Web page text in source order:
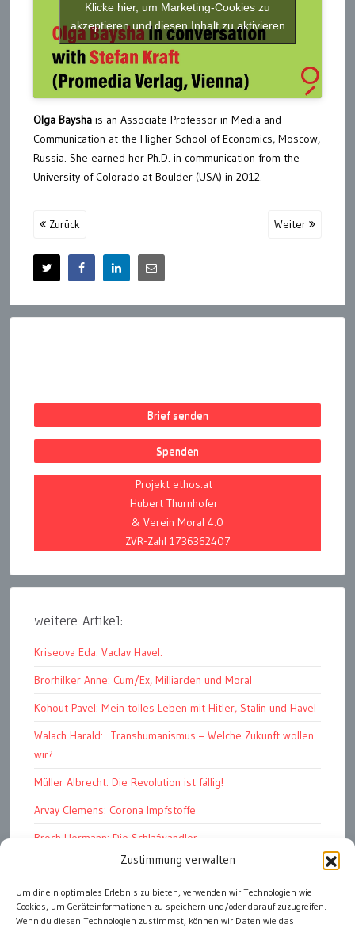
Zustimmung verwalten
Um dir ein optimales Erlebnis zu bieten, verwenden wir Technologien wie
Cookies, um Geräteinformationen zu speichern und/oder darauf zuzugreifen.
Wenn du diesen Technologien zustimmst, können wir Daten wie das
Klicke hier, um Marketing-Cookies zu
akzeptieren und diesen Inhalt zu aktivieren
Olga Baysha is an Associate Professor in Media and
Communication at the Higher School of Economics, Moscow,
Russia. She earned her Ph.D. in communication from the
University of Colorado at Boulder (USA) in 2012.
Zurück Weiter
Brief senden
Spenden
Projekt ethos.at
Hubert Thurnhofer
& Verein Moral 4.0
ZVR-Zahl 1736362407
weitere Artikel:
Kriseova Eda: Vaclav Havel.
Brorhilker Anne: Cum/Ex, Milliarden und Moral
Kohout Pavel: Mein tolles Leben mit Hitler, Stalin und Havel
Walach Harald: Transhumanismus – Welche Zukunft wollen
wir?
Müller Albrecht: Die Revolution ist fällig!
Arvay Clemens: Corona Impfstoffe
Broch Hermann: Die Schlafwandler
Kohout Pavel: Ende der Großen Ferien
Bonelli Raphael: Kopflos
Luczak Andreas: Deutschlands Energiewende